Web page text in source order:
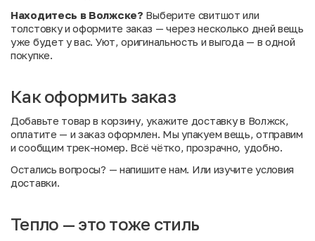
Находитесь в Волжске? Выберите свитшот или
толстовку и оформите заказ — через несколько дней вещь
уже будет у вас. Уют, оригинальность и выгода — в одной
покупке.
Как оформить заказ
Добавьте товар в корзину, укажите доставку в Волжск,
оплатите — и заказ оформлен. Мы упакуем вещь, отправим
и сообщим трек-номер. Всё чётко, прозрачно, удобно.
Остались вопросы? — напишите нам. Или изучите условия
доставки.
Тепло — это тоже стиль